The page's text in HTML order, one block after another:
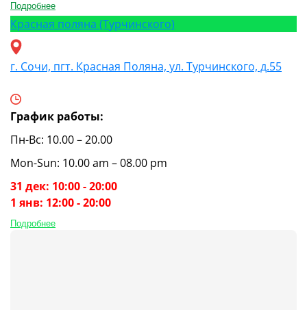
Подробнее
Красная поляна (Турчинского)
г. Сочи, пгт. Красная Поляна, ул. Турчинского, д.55
График работы:
Пн-Вс: 10.00 – 20.00
Mon-Sun: 10.00 am – 08.00 pm
31 дек: 10:00 - 20:00
1 янв: 12:00 - 20:00
Подробнее